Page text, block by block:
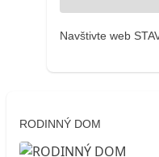
Navštivte web
RODINNÝ DOM